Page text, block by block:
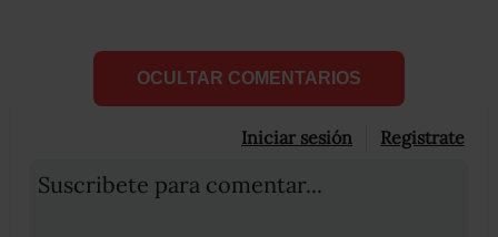
OCULTAR COMENTARIOS
Iniciar sesión Registrate
Suscribete para comentar...